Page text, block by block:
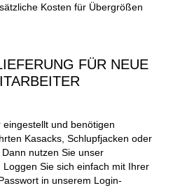
Kosten für Übergrößen
FÜR NEUE
und benötigen
Kasacks, Schlupfjacken oder
nutzen Sie unser
Sie sich einfach mit Ihrer
in unserem Login-